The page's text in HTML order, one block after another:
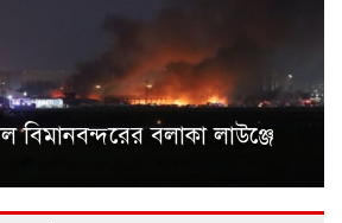
বিমানবন্দরের বলাকা লাউঞ্জে